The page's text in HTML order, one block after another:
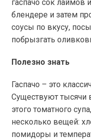
гаспачо сок лаймов
блендере и затем
соусы по вкусу,
побрызгать
Полезно знать
Гаспачо – это
Существуют тысячи
этого томатного
несколько вещей:
помидоры и